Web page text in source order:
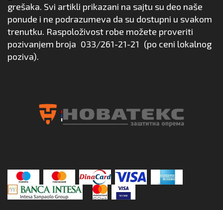
grešaka. Svi artikli prikazani na sajtu su deo naše
ponude i ne podrazumeva da su dostupni u svakom
trenutku. Raspoloživost robe možete proveriti
pozivanjem broja 033/261-21-21 (po ceni lokalnog
poziva).